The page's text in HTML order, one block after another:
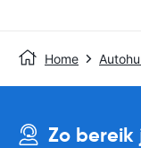
Home
Zo bereik